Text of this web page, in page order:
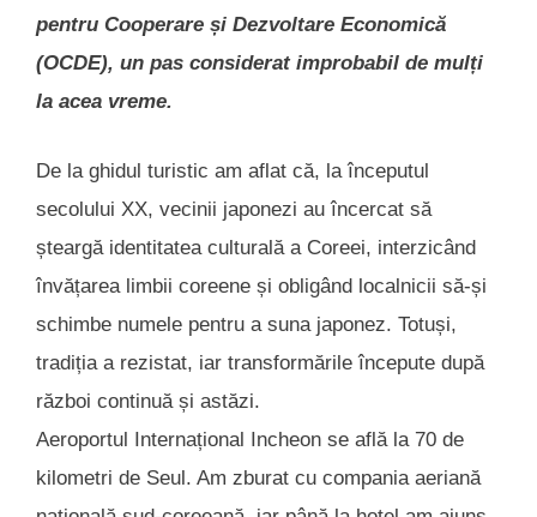
pentru Cooperare și Dezvoltare Economică
(OCDE), un pas considerat improbabil de mulți
la acea vreme.
De la ghidul turistic am aflat că, la începutul
secolului XX, vecinii japonezi au încercat să
șteargă identitatea culturală a Coreei, interzicând
învățarea limbii coreene și obligând localnicii să-și
schimbe numele pentru a suna japonez. Totuși,
tradiția a rezistat, iar transformările începute după
război continuă și astăzi.
Aeroportul Internațional Incheon se află la 70 de
kilometri de Seul. Am zburat cu compania aeriană